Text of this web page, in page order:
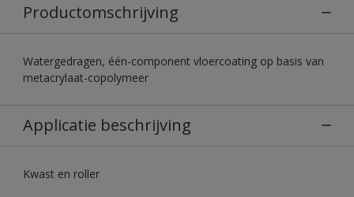
Productomschrijving
Watergedragen, één-component vloercoating op basis van
metacrylaat-copolymeer
Applicatie beschrijving
Kwast en roller